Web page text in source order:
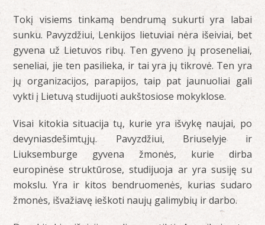
Tokį visiems tinkamą bendrumą sukurti yra labai
sunku. Pavyzdžiui, Lenkijos lietuviai nėra išeiviai, bet
gyvena už Lietuvos ribų. Ten gyveno jų proseneliai,
seneliai, jie ten pasilieka, ir tai yra jų tikrovė. Ten yra
jų organizacijos, parapijos, taip pat jaunuoliai gali
vykti į Lietuvą studijuoti aukštosiose mokyklose.
Visai kitokia situacija tų, kurie yra išvykę naujai, po
devyniasdešimtųjų. Pavyzdžiui, Briuselyje ir
Liuksemburge gyvena žmonės, kurie dirba
europinėse struktūrose, studijuoja ar yra susiję su
mokslu. Yra ir kitos bendruomenės, kurias sudaro
žmonės, išvažiavę ieškoti naujų galimybių ir darbo.